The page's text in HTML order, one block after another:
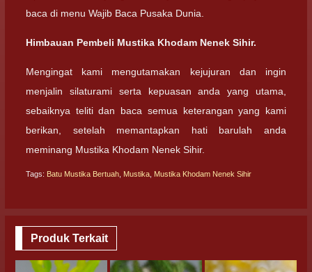
baca di menu Wajib Baca Pusaka Dunia.
Himbauan Pembeli Mustika Khodam Nenek Sihir.
Mengingat kami mengutamakan kejujuran dan ingin
menjalin silaturami serta kepuasan anda yang utama,
sebaiknya teliti dan baca semua keterangan yang kami
berikan, setelah memantapkan hati barulah anda
meminang Mustika Khodam Nenek Sihir.
Tags: Batu Mustika Bertuah Mustika Mustika Khodam Nenek Sihir
Produk Terkait